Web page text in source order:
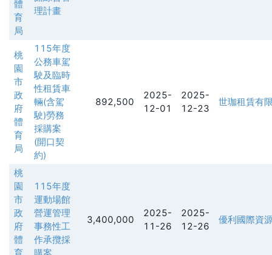
體
育
局
理計畫
桃
園
市
政
府
體
育
局
115年度
公務車駕
駛及臨時
性租賃車
輛(含駕
駛)勞務
採購案
(開口契
約)
892,500
2025-
12-01
2025-
12-23
世珈租賃有
桃
園
市
政
府
體
115年度
運動場館
營運管理
事務性工
作承攬採
3,400,000
2025-
11-26
2025-
12-26
優利國際資